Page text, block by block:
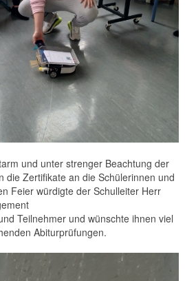
und unter strenger Beachtung der
die Zertifikate an die Schülerinnen und
Feier würdigte der Schulleiter Herr
Teilnehmer und wünschte ihnen viel
Abiturprüfungen.